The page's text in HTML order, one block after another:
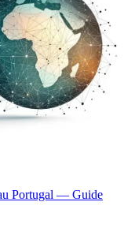
Portugal — Guide